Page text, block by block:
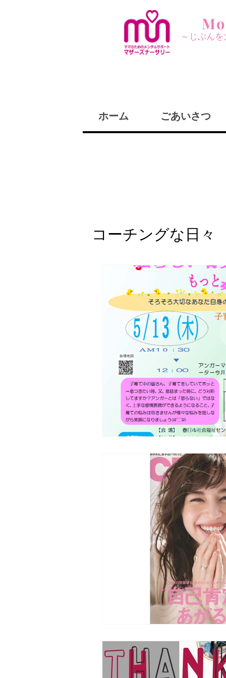
～じぶん
ホーム ごあいさつ
コーチングな日々
コーチングっ
お知らせ
コーチのため
アンガーマネ
子育てコーチン
モーニングセ